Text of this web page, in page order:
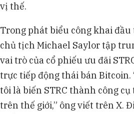
vị thế.
Trong phát biểu công khai đầu
chủ tịch Michael Saylor tập
vai trò của cổ phiếu ưu đãi
trực tiếp động thái bán Bitcoin.
tôi là biến STRC thành công
trên thế giới,” ông viết trên X.